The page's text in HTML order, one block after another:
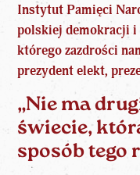
Instytut Pamięci
polskiej demokracji i
którego zazdrości
prezydent elekt,
„Nie ma
świecie,
sposób tego